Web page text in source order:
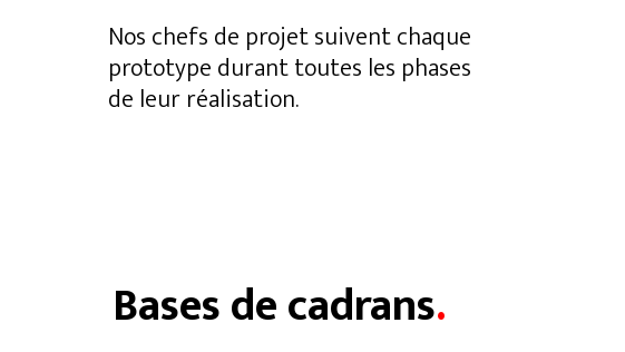
Nos chefs de projet suivent chaque
prototype durant toutes les phases
de leur réalisation.
Bases de cadrans.